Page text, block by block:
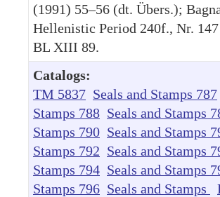
(1991) 55–56 (dt. Übers.);
Hellenistic Period 240f., Nr.
BL XIII 89.
Catalogs:
TM 5837 Seals and Stamps 787
Stamps 788 Seals and Stamps
Stamps 790 Seals and Stamps
Stamps 792 Seals and Stamps
Stamps 794 Seals and Stamps
Stamps 796 Seals and Stamps